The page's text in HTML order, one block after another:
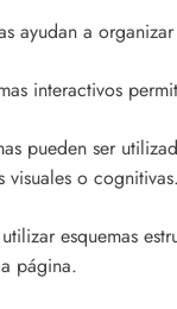
ayudan a
interactivos
pueden ser
visuales o cognitivas.
esquemas
página.